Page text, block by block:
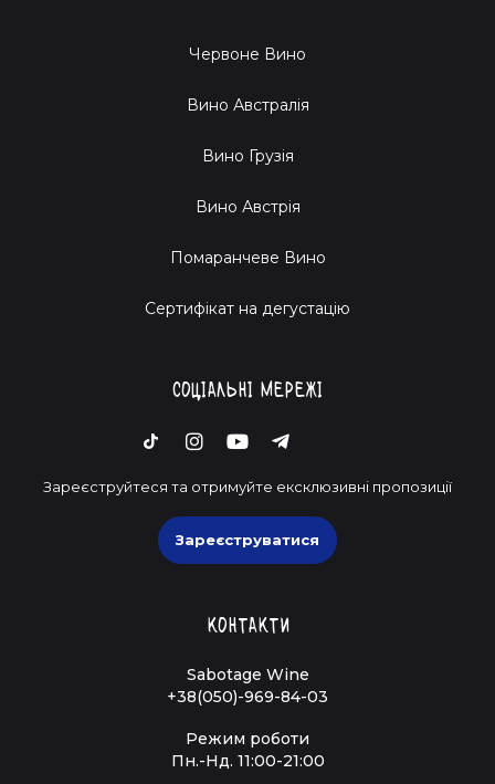
Червоне Вино
Вино Австралія
Вино Грузія
Вино Австрія
Помаранчеве Вино
Cертифікат на дегустацію
Соціальні мережі
Зареєструйтеся та отримуйте ексклюзивні пропозиції
Зареєструватися
Контакти
Sabotage Wine
+38(050)-969-84-03
Режим роботи
Пн.-Нд. 11:00-21:00